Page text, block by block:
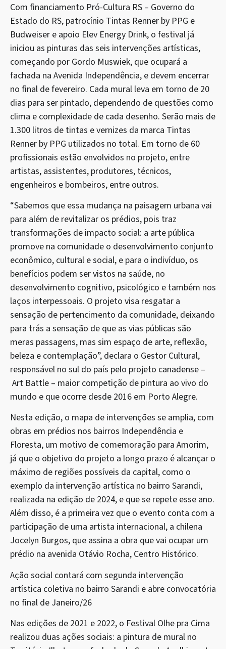
Com financiamento Pró-Cultura RS – Governo do
Estado do RS, patrocínio Tintas Renner by PPG e
Budweiser e apoio Elev Energy Drink, o festival já
iniciou as pinturas das seis intervenções artísticas,
começando por Gordo Muswiek, que ocupará a
fachada na Avenida Independência, e devem encerrar
no final de fevereiro. Cada mural leva em torno de 20
dias para ser pintado, dependendo de questões como
clima e complexidade de cada desenho. Serão mais de
1.300 litros de tintas e vernizes da marca Tintas
Renner by PPG utilizados no total. Em torno de 60
profissionais estão envolvidos no projeto, entre
artistas, assistentes, produtores, técnicos,
engenheiros e bombeiros, entre outros.
“Sabemos que essa mudança na paisagem urbana vai
para além de revitalizar os prédios, pois traz
transformações de impacto social: a arte pública
promove na comunidade o desenvolvimento conjunto
econômico, cultural e social, e para o indivíduo, os
benefícios podem ser vistos na saúde, no
desenvolvimento cognitivo, psicológico e também nos
laços interpessoais. O projeto visa resgatar a
sensação de pertencimento da comunidade, deixando
para trás a sensação de que as vias públicas são
meras passagens, mas sim espaço de arte, reflexão,
beleza e contemplação”, declara o Gestor Cultural,
responsável no sul do país pelo projeto canadense –
Art Battle – maior competição de pintura ao vivo do
mundo e que ocorre desde 2016 em Porto Alegre.
Nesta edição, o mapa de intervenções se amplia, com
obras em prédios nos bairros Independência e
Floresta, um motivo de comemoração para Amorim,
já que o objetivo do projeto a longo prazo é alcançar o
máximo de regiões possíveis da capital, como o
exemplo da intervenção artística no bairro Sarandi,
realizada na edição de 2024, e que se repete esse ano.
Além disso, é a primeira vez que o evento conta com a
participação de uma artista internacional, a chilena
Jocelyn Burgos, que assina a obra que vai ocupar um
prédio na avenida Otávio Rocha, Centro Histórico.
Ação social contará com segunda intervenção
artística coletiva no bairro Sarandi e abre convocatória
no final de Janeiro/26
Nas edições de 2021 e 2022, o Festival Olhe pra Cima
realizou duas ações sociais: a pintura de mural no